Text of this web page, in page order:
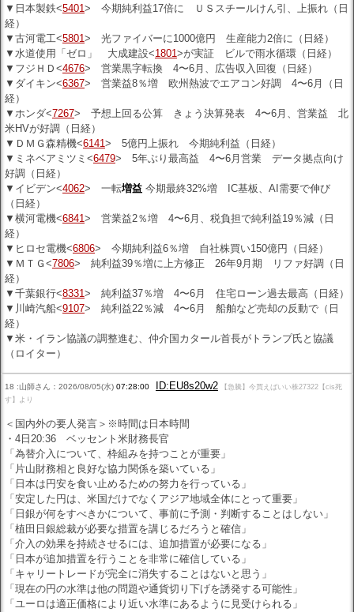
▼日本製鉄<5401> 今期純利益17倍に ＵＳスチールけん引、上振れ（日
経）
▼古河電工<5801> 光ファイバーに1000億円 生産能力2倍に（日経）
▼水道使用「ゼロ」 大成建設<1801>が実証 ビルで雨水循環（日経）
▼フジＨＤ<4676> 営業黒字転換 4〜6月、広告収入回復（日経）
▼ダイキン<6367> 営業益8％増 欧州熱波でエアコン好調 4〜6月（日
経）
▼ホンダ<7267> 予想上回る公算 きょう決算発表 4〜6月、営業益 北
米HVが好調（日経）
▼ＤＭＧ森精機<6141> 5億円上振れ 今期純利益（日経）
▼ミネベアミツミ<6479> 5年ぶり最高益 4〜6月営業 データ拠点向け
好調（日経）
▼イビデン<4062> 一転増益 今期最終32%増 IC基板、AI需要で伸び
（日経）
▼横河電機<6841> 営業益2％増 4〜6月、税負担で純利益19％減（日
経）
▼ヒロセ電機<6806> 今期純利益6％増 自社株買い150億円（日経）
▼ＭＴＧ<7806> 純利益39％増に上方修正 26年9月期 リファ好調（日
経）
▼千葉銀行<8331> 純利益37％増 4〜6月 住宅ローン過去最高（日経）
▼川崎汽船<9107> 純利益22％減 4〜6月 船舶など売却の反動で（日
経）
▼米・イラン協議の調整進む、仲介国カタール首長がトランプ氏と協議
（ロイター）
18 :山師さん：2026/08/05(水) 07:28:00 ID:EU8s20w2
【急騰】今買えばいい株27322【cis死
す】より
＜国内外の要人発言＞※時間は日本時間
・4日20:36 ベッセント米財務長官
「為替介入について、枠組みを持つことが重要」
「片山財務相と良好な協力関係を築いている」
「日本は円安を食い止めるための努力を行っている」
「安定した円は、米国だけでなくアジア地域全体にとって重要」
「日銀が何をすべきかについて、事前に予測・判断することはしない」
「植田日銀総裁が必要な措置を講じるだろうと確信」
「介入の効果を持続させるには、追加措置が必要になる」
「日本が追加措置を行うことを非常に確信している」
「キャリートレードが完全に消失することはないと思う」
「現在の円の水準は他の問題や通貨切り下げを誘発する可能性」
「ユーロは適正価格により近い水準にあるように見受けられる」